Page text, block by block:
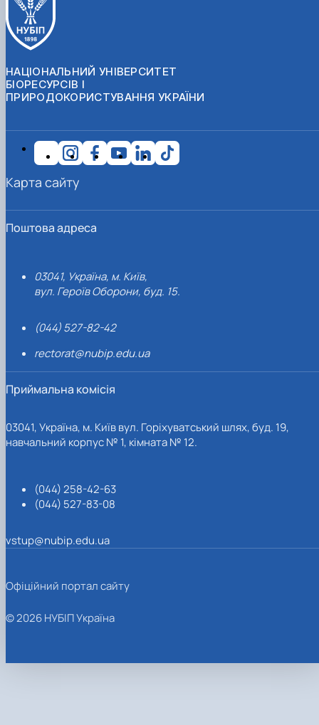
НАЦІОНАЛЬНИЙ УНІВЕРСИТЕТ
БІОРЕСУРСІВ І
ПРИРОДОКОРИСТУВАННЯ УКРАЇНИ
Поштова адреса
03041, Україна, м. Київ,
вул. Героїв Оборони, буд. 15.
(044) 527-82-42
rectorat@nubip.edu.ua
Приймальна комісія
03041, Україна, м. Київ вул. Горіхуватський шлях, буд. 19,
навчальний корпус № 1, кімната № 12.
(044) 258-42-63
(044) 527-83-08
vstup@nubip.edu.ua
Карта сайту
Офіційний портал сайту
© 2026 НУБІП Україна